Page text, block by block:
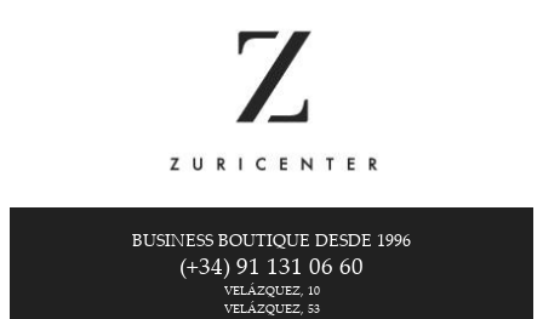
BUSINESS BOUTIQUE DESDE 1996
(+34) 91 131 06 60
VELÁZQUEZ, 10
VELÁZQUEZ, 53